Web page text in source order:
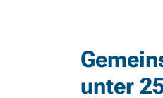
unter